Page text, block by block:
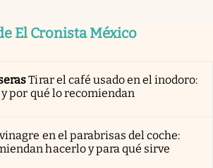
El Cronista México
Tirar el café usado en el inodoro:
por qué lo recomiendan
en el parabrisas del coche:
hacerlo y para qué sirve